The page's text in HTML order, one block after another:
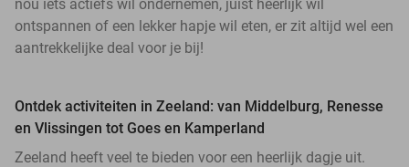
nou iets actiefs wil ondernemen, juist heerlijk wil
ontspannen of een lekker hapje wil eten, er zit altijd wel een
aantrekkelijke deal voor je bij!
Ontdek activiteiten in Zeeland: van Middelburg, Renesse
en Vlissingen tot Goes en Kamperland
Zeeland heeft veel te bieden voor een heerlijk dagje uit.